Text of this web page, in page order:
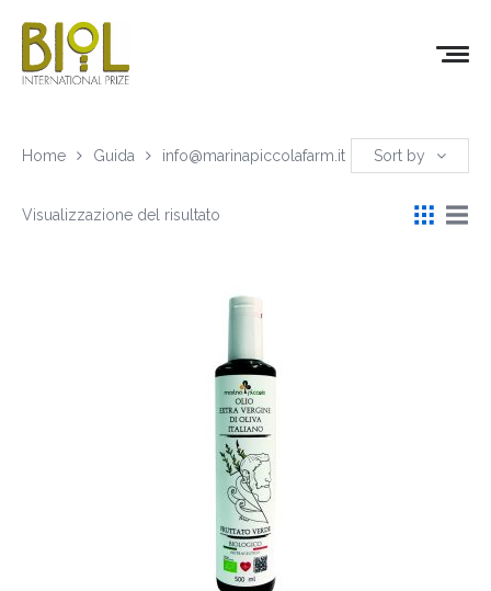
Home Guida info@marinapiccolafarm.it Sort by
Visualizzazione del risultato